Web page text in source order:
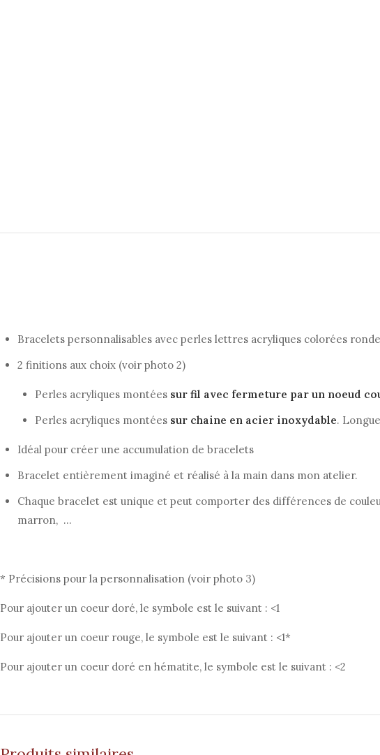
Bracelets personnalisables avec perles lettres acryliques colorées
2 finitions aux choix (voir photo 2)
Perles acryliques montées sur fil avec fermeture par un noeud
Perles acryliques montées sur chaine en acier inoxydable.
Idéal pour créer une accumulation de bracelets
Bracelet entièrement imaginé et réalisé à la main dans mon atelier.
Chaque bracelet est unique et peut comporter des différences de
marron, …
* Précisions pour la personnalisation (voir photo 3)
Pour ajouter un coeur doré, le symbole est le suivant : <1
Pour ajouter un coeur rouge, le symbole est le suivant : <1*
Pour ajouter un coeur doré en hématite, le symbole est le suivant : <2